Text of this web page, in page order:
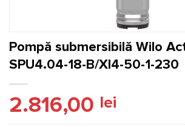
Pompă submersibilă Wilo
SPU4.04-18-B/XI4-50-1-230
2.816,00 lei